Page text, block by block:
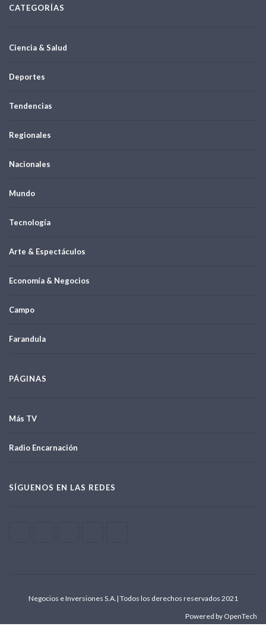
CATEGORÍAS
Ciencia & Salud
Deportes
Tendencias
Regionales
Nacionales
Mundo
Tecnología
Arte & Espectáculos
Economía & Negocios
Campo
Farandula
PÁGINAS
Más TV
Radio Encarnación
SÍGUENOS EN LAS REDES
Negocios e Inversiones S.A.| Todos los derechos reservados 2021
Powered by OpenTech